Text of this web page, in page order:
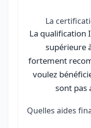
La
La qualification
supérieure
fortement
voulez
sont pas
Quelles aides